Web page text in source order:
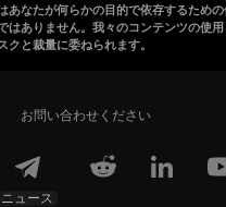
あなたが何らかの目的で依存するため
はありません。我々のコンテンツの使用
と裁量に委ねられます。
お問い合わせください
ニュース